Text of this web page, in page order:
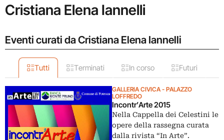
Cristiana Elena Iannelli
Eventi curati da Cristiana Elena Iannelli
Tutti Terminati In corso Futuri
GALLERIA CIVICA - PALAZZO
LOFFREDO
Incontr’Arte 2015
Nella Cappella dei Celestini le
opere della rassegna curata
dalla rivista “In Arte”.